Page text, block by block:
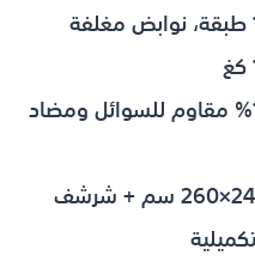
— 30 سم، 17 طبقة، نوابض مغلفة
— منشفة قطن 100% مقاوم للسوائل ومضاد
— لحاف 240×260 سم + شرشف